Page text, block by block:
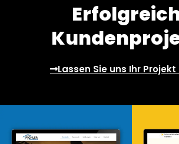
Lassen Sie uns Ihr